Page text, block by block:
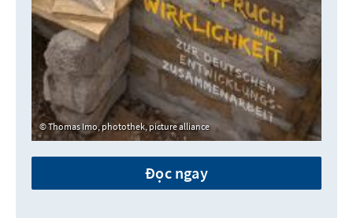
Thomas Imo, photothek, picture alliance
Đọc ngay